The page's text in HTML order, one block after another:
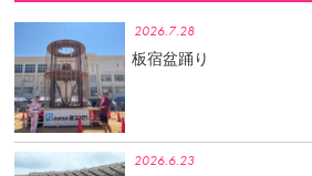
2026.7.28
板宿盆踊り
2026.6.23